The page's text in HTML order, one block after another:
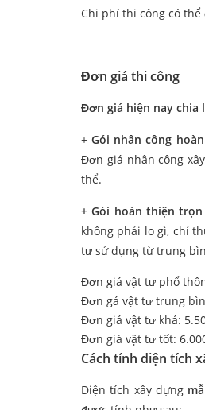
Chi phí thi công có
Đơn giá thi công
Đơn giá hiện nay chia
+Gói nhân công
Đơn giá nhân công
thể.
+ Gói hoàn thiện trọn
không phải lo gì, chỉ
tư sử dụng từ trung
Đơn giá vật tư phổ
Đơn gá vật tư trung
Đơn giá vật tư khá:
Đơn giá vật tư tốt:
Cách tính diện tích
Diện tích xây dựng